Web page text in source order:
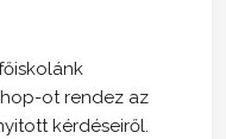
ot rendez az
kérdéseiről.